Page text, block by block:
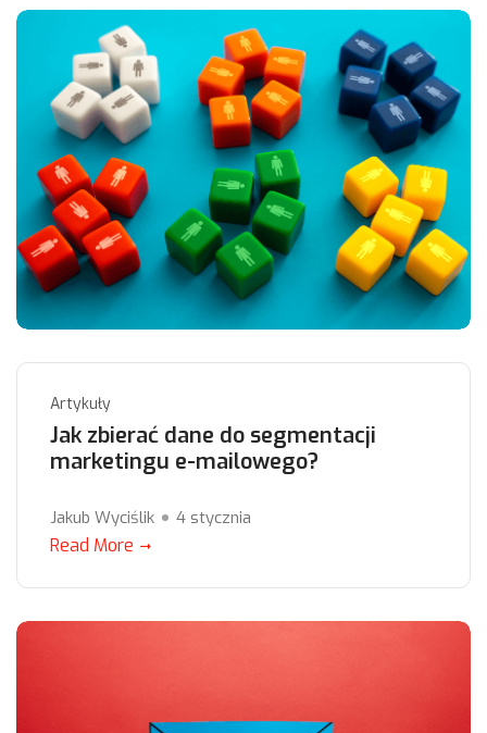
Artykuły
Jak zbierać dane do segmentacji
marketingu e-mailowego?
Jakub Wyciślik 4 stycznia
Read More